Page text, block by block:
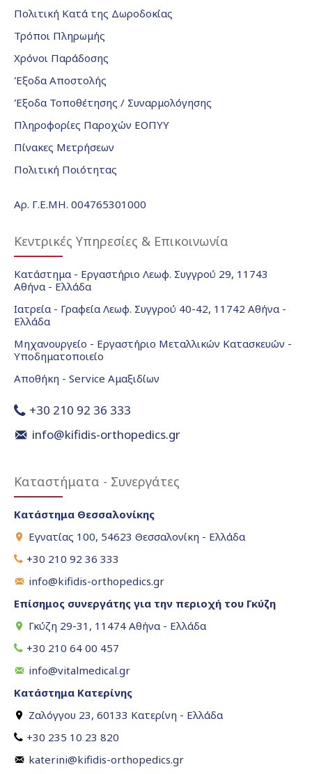
Πολιτική Κατά της Δωροδοκίας
Τρόποι Πληρωμής
Χρόνοι Παράδοσης
Έξοδα Αποστολής
Έξοδα Τοποθέτησης / Συναρμολόγησης
Πληροφορίες Παροχών ΕΟΠΥΥ
Πίνακες Μετρήσεων
Πολιτική Ποιότητας
Αρ. Γ.Ε.ΜΗ. 004765301000
Κεντρικές Υπηρεσίες & Επικοινωνία
Κατάστημα - Εργαστήριο Λεωφ. Συγγρού 29, 11743
Αθήνα - Ελλάδα
Ιατρεία - Γραφεία Λεωφ. Συγγρού 40-42, 11742 Αθήνα -
Ελλάδα
Μηχανουργείο - Εργαστήριο Μεταλλικών Κατασκευών -
Υποδηματοποιείο
Αποθήκη - Service Αμαξιδίων
+30 210 92 36 333
info@kifidis-orthopedics.gr
Καταστήματα - Συνεργάτες
Κατάστημα Θεσσαλονίκης
Εγνατίας 100, 54623 Θεσσαλονίκη - Ελλάδα
+30 210 92 36 333
info@kifidis-orthopedics.gr
Επίσημος συνεργάτης για την περιοχή του Γκύζη
Γκύζη 29-31, 11474 Αθήνα - Ελλάδα
+30 210 64 00 457
info@vitalmedical.gr
Κατάστημα Κατερίνης
Ζαλόγγου 23, 60133 Κατερίνη - Ελλάδα
+30 235 10 23 820
katerini@kifidis-orthopedics.gr